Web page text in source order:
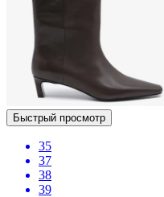
Быстрый просмотр
35
37
38
39